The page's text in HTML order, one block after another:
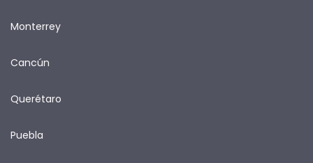
Monterrey
Cancún
Querétaro
Puebla